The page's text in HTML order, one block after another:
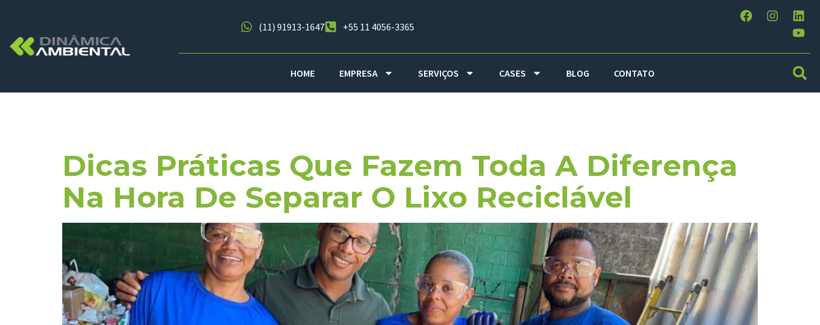
(11) 91913-1647 +55 11 4056-3365
HOME EMPRESA SERVIÇOS CASES BLOG CONTATO
Dicas Práticas Que Fazem Toda A Diferença
Na Hora De Separar O Lixo Reciclável